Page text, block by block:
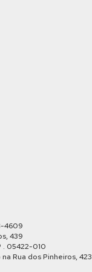
4609
439
. 05422-010
Rua dos Pinheiros, 423